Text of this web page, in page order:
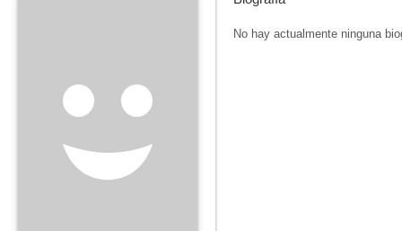
No hay actualmente ninguna